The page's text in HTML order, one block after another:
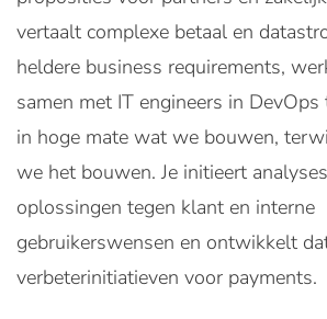
vertaalt complexe betaal en
heldere business requirements,
samen met IT engineers in
in hoge mate wat we bouwen,
we het bouwen. Je initieert
oplossingen tegen klant en interne
gebruikerswensen en ontwikkelt
verbeterinitiatieven voor payments.